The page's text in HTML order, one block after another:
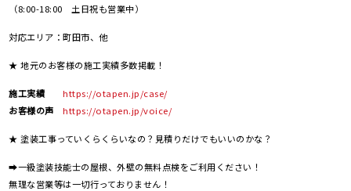
（8:00-18:00 土日祝も営業中）
対応エリア：町田市、他
★ 地元のお客様の施工実績多数掲載！
施工実績
https://otapen.jp/case/
お客様の声
https://otapen.jp/voice/
★ 塗装工事っていくらくらいなの？見積りだけでもいいのかな？
➡一級塗装技能士の屋根、外壁の無料点検をご利用ください！
無理な営業等は一切行っておりません！